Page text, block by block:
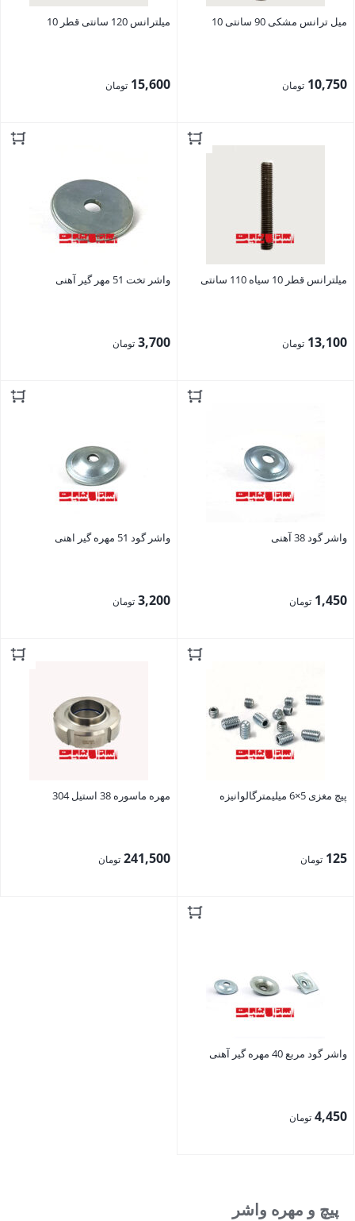
میل ترانس مشکی 90 سانتی 10
10,750 تومان
میلترانس 120 سانتی قطر 10
15,600 تومان
میلترانس قطر 10 سیاه 110 سانتی
13,100 تومان
واشر تخت 51 مهر گیر آهنی
3,700 تومان
واشر گود 38 آهنی
1,450 تومان
واشر گود 51 مهره گیر اهنی
3,200 تومان
پیچ مغزی 5×6 میلیمترگالوانیزه
125 تومان
مهره ماسوره 38 استیل 304
241,500 تومان
واشر گود مربع 40 مهره گیر آهنی
4,450 تومان
پیچ و مهره واشر